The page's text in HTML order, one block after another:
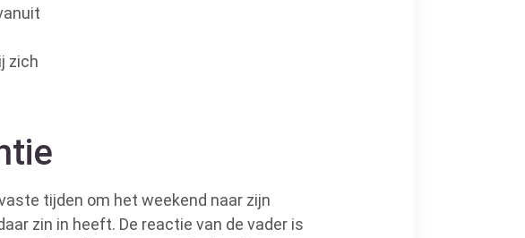
zich
tijden om het weekend naar zijn
zin in heeft. De reactie van de vader is